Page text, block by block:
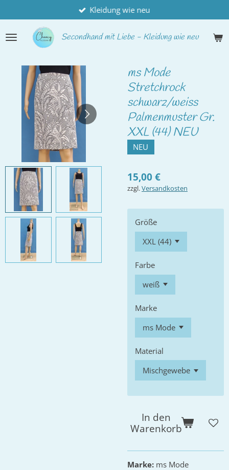
Hauptinhalt
springen
Secondhandmit Liebe - Kleidung wie neu
Kleidung wie neu
ms Mode
Stretchrock
schwarz/weiss
Palmenmuster Gr.
XXL (44) NEU
NEU
15,00 €
zzgl.Versandkosten
Größe
Farbe
Marke
Material
In den
Warenkorb
Marke: ms Mode